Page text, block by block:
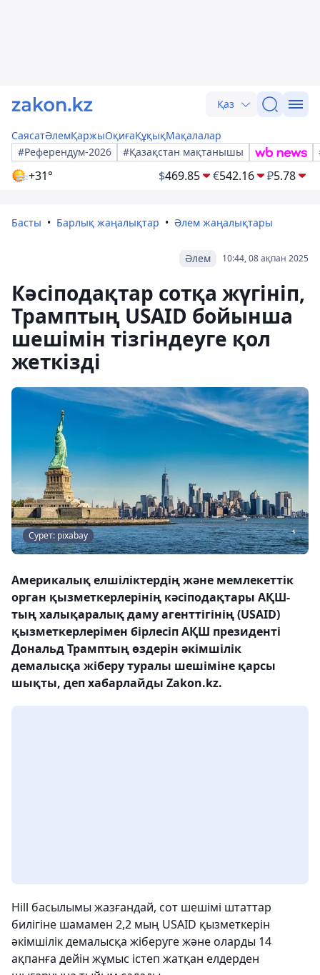
Қаз
СаясатӘлемҚаржыОқиғаҚұқықМақалалар
#Референдум-2026
#Қазақстан мақтанышы
+31° $469.85 €542.16 ₽5.78
Басты Барлық жаңалықтар Әлем жаңалықтары
10:44, 08 ақпан 2025
Әлем
Кәсіподақтар сотқа жүгініп,
Трамптың USAID бойынша
шешімін тізгіндеуге қол
жеткізді
Сурет: pixabay
Америкалық елшіліктердің және мемлекеттік
орган қызметкерлерінің кәсіподақтары АҚШ-
тың халықаралық даму агенттігінің (USAID)
қызметкерлерімен бірлесіп АҚШ президенті
Дональд Трамптың өздерін әкімшілік
демалысқа жіберу туралы шешіміне қарсы
шықты, деп хабарлайды Zakon.kz.
Hill басылымы жазғандай, сот шешімі штаттар
билігіне шамамен 2,2 мың USAID қызметкерін
әкімшілік демалысқа жіберуге және оларды 14
ақпанға дейін жұмыс істеп жатқан елдерден